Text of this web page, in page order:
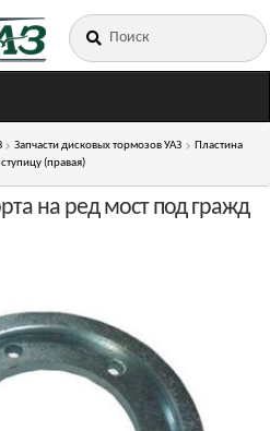
Искать:
Запчасти дисковых тормозов УАЗ
Пластина
(правая)
на ред мост под гражд